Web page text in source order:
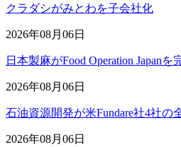
クラダシがみとわを子会社化
2026年08月06日
日本製麻がFood Operation Japan
2026年08月06日
石油資源開発が米Fundare社4社の
2026年08月06日